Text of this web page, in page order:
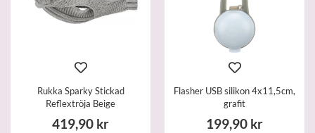
Rukka Sparky Stickad
Reflextröja Beige
419,90 kr
Flasher USB silikon 4x11,5cm,
grafit
199,90 kr